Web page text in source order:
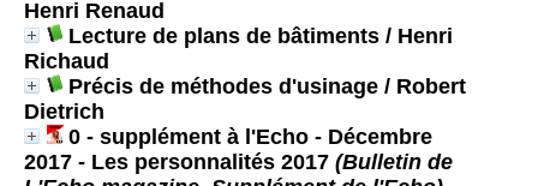
Henri Renaud
Lecture de plans de bâtiments / Henri
Richaud
Précis de méthodes d'usinage / Robert
Dietrich
0 - supplément à l'Echo - Décembre
2017 - Les personnalités 2017 (Bulletin de